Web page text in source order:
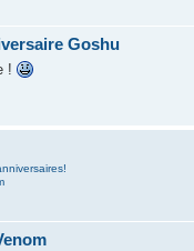
Goshu
!